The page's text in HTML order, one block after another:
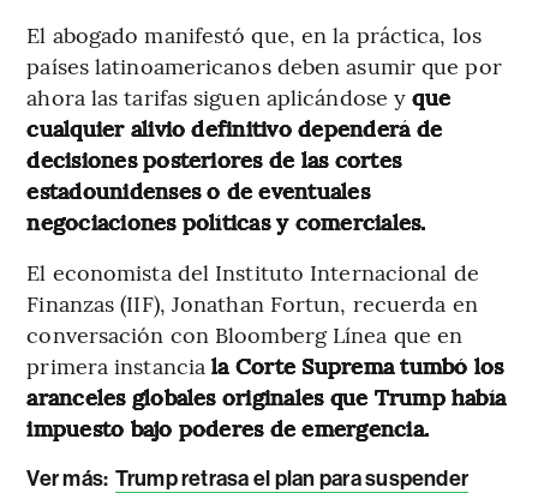
El abogado manifestó que, en la práctica, los
países latinoamericanos deben asumir que por
ahora las tarifas siguen aplicándose yque
cualquier alivio definitivo dependerá de
decisiones posteriores de las cortes
estadounidenses o de eventuales
negociaciones políticas y comerciales.
El economista del Instituto Internacional de
Finanzas (IIF), Jonathan Fortun, recuerda en
conversación con Bloomberg Línea que en
primera instanciala Corte Suprema tumbó los
aranceles globales originales que Trump había
impuesto bajo poderes de emergencia.
Ver más: Trump retrasa el plan para suspender